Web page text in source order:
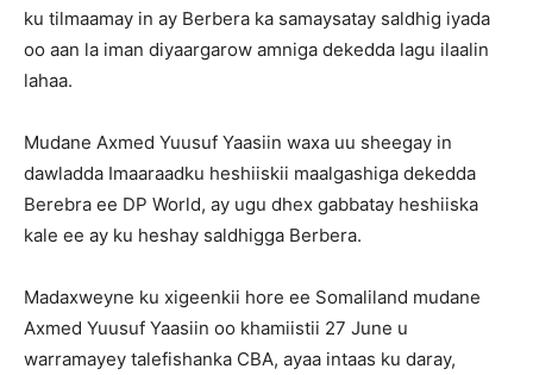
ku tilmaamay in ay Berbera ka samaysatay saldhig iyada
oo aan la iman diyaargarow amniga dekedda lagu ilaalin
lahaa.
Mudane Axmed Yuusuf Yaasiin waxa uu sheegay in
dawladda Imaaraadku heshiiskii maalgashiga dekedda
Berebra ee DP World, ay ugu dhex gabbatay heshiiska
kale ee ay ku heshay saldhigga Berbera.
Madaxweyne ku xigeenkii hore ee Somaliland mudane
Axmed Yuusuf Yaasiin oo khamiistii 27 June u
warramayey talefishanka CBA, ayaa intaas ku daray,